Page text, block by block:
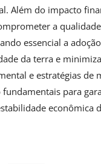
Além do impacto
a
essencial a
da terra e
e estratégias de
fundamentais para
econômica